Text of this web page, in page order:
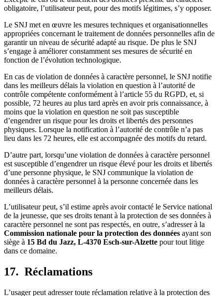
obligatoire, l’utilisateur peut, pour des motifs légitimes, s’y opposer.
Le SNJ met en œuvre les mesures techniques et organisationnelles
appropriées concernant le traitement de données personnelles afin de
garantir un niveau de sécurité adapté au risque. De plus le SNJ
s’engage à améliorer constamment ses mesures de sécurité en
fonction de l’évolution technologique.
En cas de violation de données à caractère personnel, le SNJ notifie
dans les meilleurs délais la violation en question à l’autorité de
contrôle compétente conformément à l’article 55 du RGPD, et, si
possible, 72 heures au plus tard après en avoir pris connaissance, à
moins que la violation en question ne soit pas susceptible
d’engendrer un risque pour les droits et libertés des personnes
physiques. Lorsque la notification à l’autorité de contrôle n’a pas
lieu dans les 72 heures, elle est accompagnée des motifs du retard.
D’autre part, lorsqu’une violation de données à caractère personnel
est susceptible d’engendrer un risque élevé pour les droits et libertés
d’une personne physique, le SNJ communique la violation de
données à caractère personnel à la personne concernée dans les
meilleurs délais.
L’utilisateur peut, s’il estime après avoir contacté le Service national
de la jeunesse, que ses droits tenant à la protection de ses données à
caractère personnel ne sont pas respectés, en outre, s’adresser à la
Commission nationale pour la protection des données ayant son
siège à 15 Bd du Jazz, L-4370 Esch-sur-Alzette pour tout litige
dans ce domaine.
17. Réclamations
L’usager peut adresser toute réclamation relative à la protection des